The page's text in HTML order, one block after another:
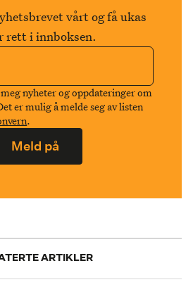
vårt og få ukas
rett i innboksen.
nyheter og oppdateringer om
er mulig å melde seg av listen
.
Meld på
ARTIKLER